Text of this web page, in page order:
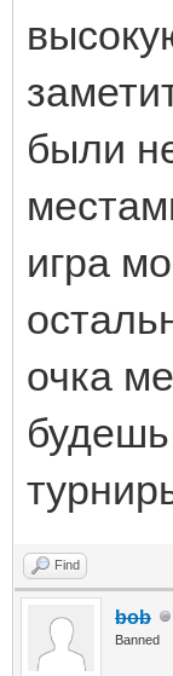
были
игра
очка
Find
bob
Banned